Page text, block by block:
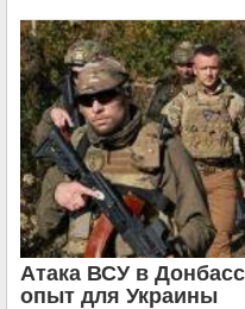
Атака ВСУ в
опыт для Украины